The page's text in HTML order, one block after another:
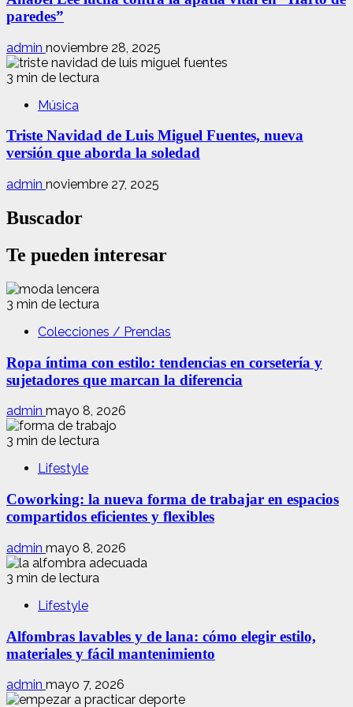
paredes”
admin noviembre 28, 2025
3 min de lectura
Música
Triste Navidad de Luis Miguel Fuentes, nueva
versión que aborda la soledad
admin noviembre 27, 2025
Buscador
Te pueden interesar
3 min de lectura
Colecciones / Prendas
Ropa íntima con estilo: tendencias en corsetería y
sujetadores que marcan la diferencia
admin mayo 8, 2026
3 min de lectura
Lifestyle
Coworking: la nueva forma de trabajar en espacios
compartidos eficientes y flexibles
admin mayo 8, 2026
3 min de lectura
Lifestyle
Alfombras lavables y de lana: cómo elegir estilo,
materiales y fácil mantenimiento
admin mayo 7, 2026